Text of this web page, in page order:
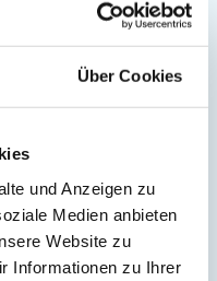
Über Cookies
und Anzeigen zu
Medien anbieten
Website zu
Informationen zu Ihrer